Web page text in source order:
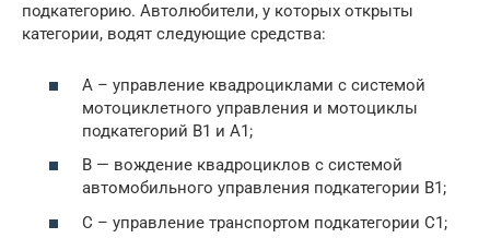
подкатегорию. Автолюбители, у которых открыты
категории, водят следующие средства:
А – управление квадроциклами с системой
мотоциклетного управления и мотоциклы
подкатегорий В1 и А1;
В — вождение квадроциклов с системой
автомобильного управления подкатегории В1;
С – управление транспортом подкатегории С1;